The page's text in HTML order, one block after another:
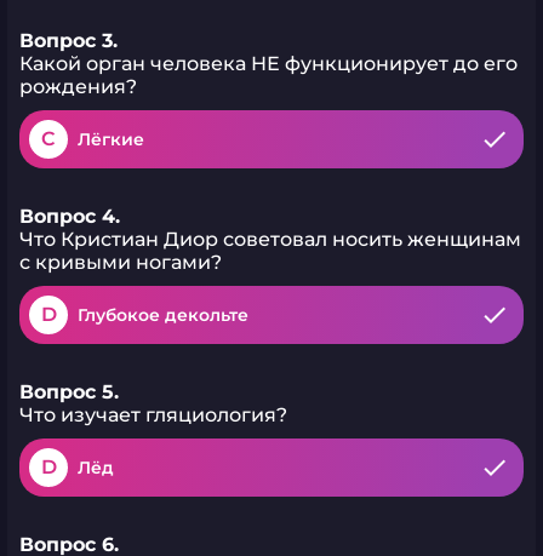
Вопрос 3.
Какой орган человека НЕ функционирует до его
рождения?
C Лёгкие
Вопрос 4.
Что Кристиан Диор советовал носить женщинам
с кривыми ногами?
D Глубокое декольте
Вопрос 5.
Что изучает гляциология?
D Лёд
Вопрос 6.